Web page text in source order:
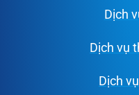
Dịch
Dịch vụ
Dịch